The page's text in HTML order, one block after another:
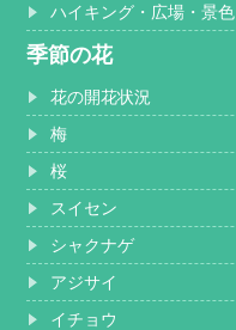
ハイキング・広場・景色
季節の花
花の開花状況
梅
桜
スイセン
シャクナゲ
アジサイ
イチョウ